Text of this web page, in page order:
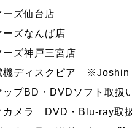
ーズ仙台店
ーズなんば店
ーズ神戸三宮店
機ディスクピア ※Joshin
ップBD・DVDソフト取扱
カメラ DVD・Blu-ray取